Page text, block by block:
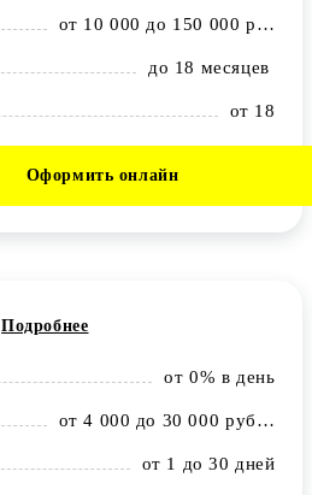
от 10 000 до 150 000 рублей
до 18 месяцев
от 18
Оформить онлайн
Подробнее
от 0% в день
от 4 000 до 30 000 рублей
от 1 до 30 дней